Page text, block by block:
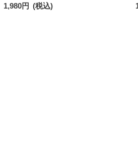
クス レディース 93246604
1,980円 (税込)